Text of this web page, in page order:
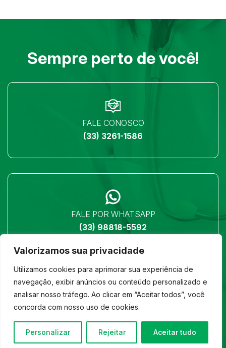
Valorizamos sua privacidade
Utilizamos cookies para aprimorar sua experiência de
navegação, exibir anúncios ou conteúdo personalizado e
analisar nosso tráfego. Ao clicar em “Aceitar todos”, você
concorda com nosso uso de cookies.
Personalizar Rejeitar Aceitar tudo
Sempre perto de você!
FALE CONOSCO
(33) 3261-1586
FALE POR WHATSAPP
(33) 98818-5592
LOCALIZAÇÃO